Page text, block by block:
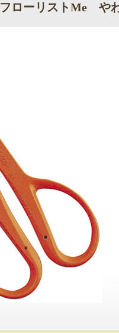
フローリストMe や